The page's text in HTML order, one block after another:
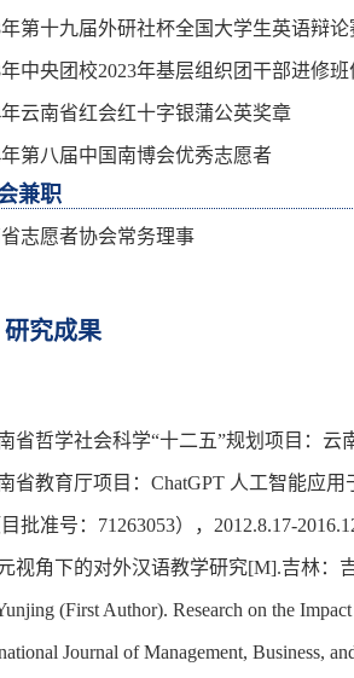
年第十九届外研社杯全国大学生英语辩
年中央团校2023年基层组织团干部进修班
年云南省红会红十字银蒲公英奖章
年第八届中国南博会优秀志愿者
兼职
志愿者协会常务理事
研究成果
省哲学社会科学“十二五”规划项目：云
省教育厅项目：ChatGPT 人工智能应
目批准号：71263053），2012.8.17-
视角下的对外汉语教学研究[M].吉林：
(First Author). Research on the
Journal of Management, Business,